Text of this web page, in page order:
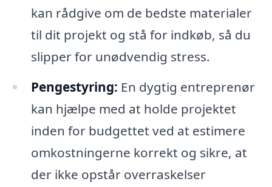
kan rådgive om de bedste materialer
til dit projekt og stå for indkøb, så du
slipper for unødvendig stress.
Pengestyring: En dygtig entreprenør
kan hjælpe med at holde projektet
inden for budgettet ved at estimere
omkostningerne korrekt og sikre, at
der ikke opstår overraskelser